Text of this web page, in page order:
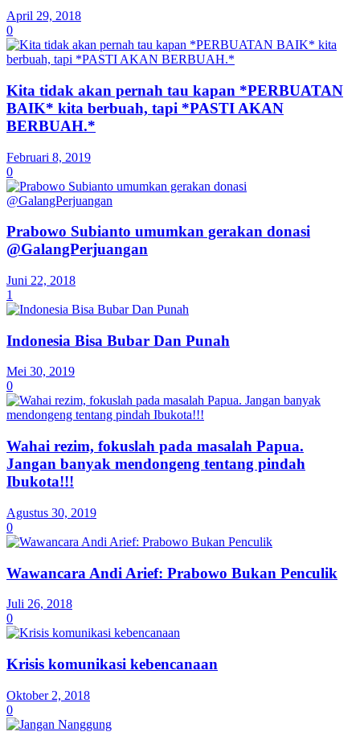
April 29, 2018
0
Kita tidak akan pernah tau kapan *PERBUATAN
BAIK* kita berbuah, tapi *PASTI AKAN
BERBUAH.*
Februari 8, 2019
0
Prabowo Subianto umumkan gerakan donasi
@GalangPerjuangan
Juni 22, 2018
1
Indonesia Bisa Bubar Dan Punah
Mei 30, 2019
0
Wahai rezim, fokuslah pada masalah Papua.
Jangan banyak mendongeng tentang pindah
Ibukota!!!
Agustus 30, 2019
0
Wawancara Andi Arief: Prabowo Bukan Penculik
Juli 26, 2018
0
Krisis komunikasi kebencanaan
Oktober 2, 2018
0